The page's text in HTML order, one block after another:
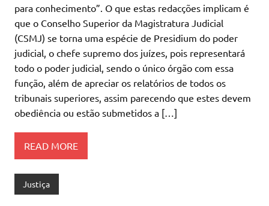
para conhecimento”. O que estas redacções implicam é
que o Conselho Superior da Magistratura Judicial
(CSMJ) se torna uma espécie de Presidium do poder
judicial, o chefe supremo dos juízes, pois representará
todo o poder judicial, sendo o único órgão com essa
função, além de apreciar os relatórios de todos os
tribunais superiores, assim parecendo que estes devem
obediência ou estão submetidos a […]
READ MORE
Justiça